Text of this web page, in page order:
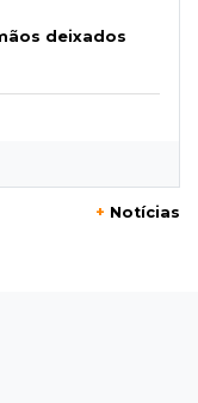
deixados
+ Notícias